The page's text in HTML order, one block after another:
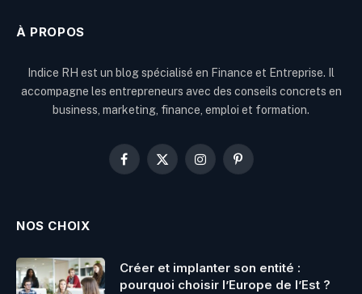
À PROPOS
Indice RH est un blog spécialisé en Finance et Entreprise. Il
accompagne les entrepreneurs avec des conseils concrets en
business, marketing, finance, emploi et formation.
Facebook
X
InstagramPinterest
NOS CHOIX
Créer et implanter son entité :
pourquoi choisir l’Europe de l’Est ?